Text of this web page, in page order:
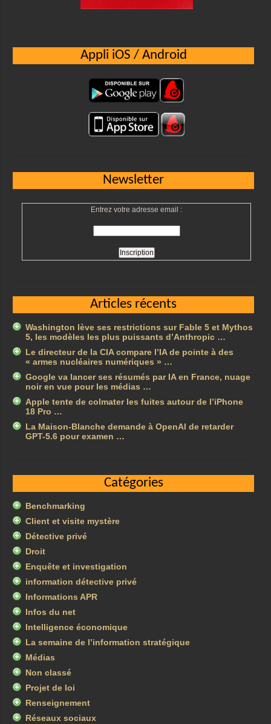
Appli iOS / Android
Newsletter
Entrez votre adresse email :
Articles récents
Washington lève ses restrictions sur Fable 5 et Mythos
5, les modèles les plus puissants d’Anthropic …
Le directeur de la CIA compare l’IA de pointe à des
« armes nucléaires numériques » …
Google va lancer ses résumés par IA en France, nuage
noir en vue pour les médias …
Apple tente de colmater les fuites autour de l’iPhone
18 Pro …
La Maison-Blanche demande à OpenAI de retarder
GPT-5.6 pour examen …
Catégories
Benchmarking
Client et visite mystère
Détective privé
Droit
Enquête et investigation
information détective privé
Informations APR
Infos du net
Intelligence économique
La semaine de l’information stratégique
Médias
Non classé
Projet de loi
Renseignement
Réseaux sociaux